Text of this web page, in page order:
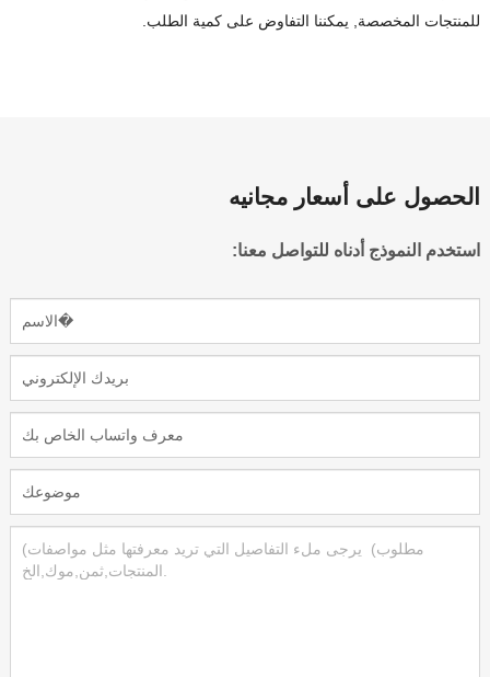
للمنتجات المخصصة, يمكننا التفاوض على كمية الطلب.
الحصول على أسعار مجانيه
استخدم النموذج أدناه للتواصل معنا: